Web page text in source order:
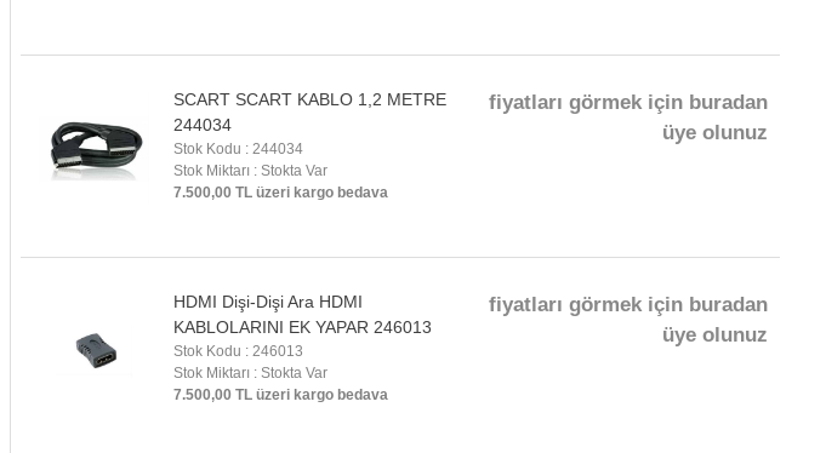
SCART SCART KABLO 1,2 METRE
244034
Stok Kodu : 244034
Stok Miktarı : Stokta Var
7.500,00 TL üzeri kargo bedava
fiyatları görmek için buradan
üye olunuz
HDMI Dişi-Dişi Ara HDMI
KABLOLARINI EK YAPAR 246013
Stok Kodu : 246013
Stok Miktarı : Stokta Var
7.500,00 TL üzeri kargo bedava
fiyatları görmek için buradan
üye olunuz